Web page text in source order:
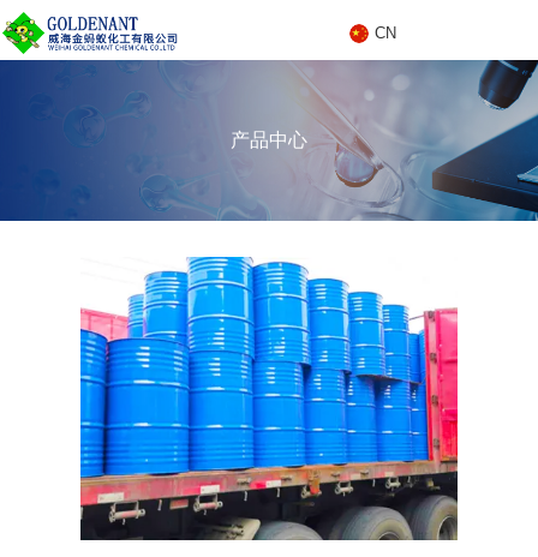
C
CN
产品中心
产品中心